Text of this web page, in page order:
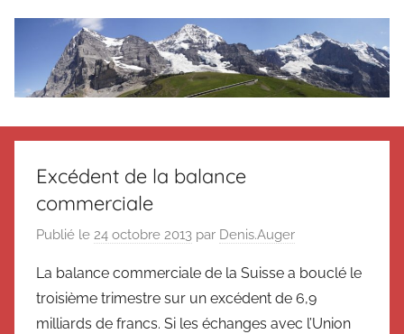
Le
blog
de
Suisse
Magazine
Suisse
Suisse
Magazine
Excédent de la balance
commerciale
Publié le 24 octobre 2013 par Denis.Auger
La balance commerciale de la Suisse a bouclé le
troisième trimestre sur un excédent de 6,9
milliards de francs. Si les échanges avec l’Union